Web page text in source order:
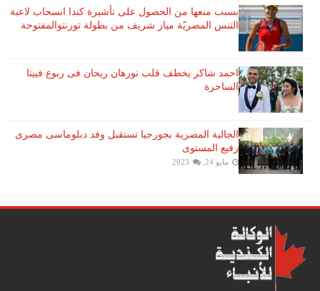
بسبب منعها من الحصول على تأشيرة كندا انسحاب لاعبة ​
التنس​ المصريّة ​ميار شريف​ من بطولة ​تورنتو​المفتوحة
احمد شاكر يخطف قلب نورهان ريحان فى ربوع فيينا
الساحرة
الجالية المصرية بجورجيا تستقبل وفد دبلوماسى مصرى
رفيع المستوى
مايو 24, 2023